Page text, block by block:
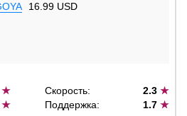
16.99 USD
★ Скорость: 2.3 ★
★ Поддержка: 1.7 ★